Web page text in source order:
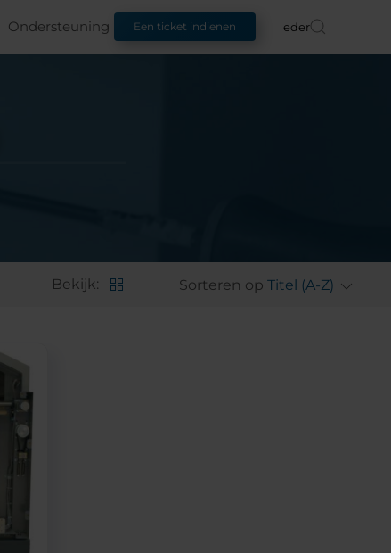
Ondersteuning Een ticket indienen Nederlands
Bekijk: Sorteren op Titel (A-Z)